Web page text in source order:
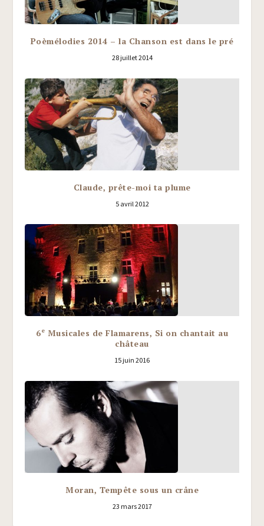
Poèmélodies 2014 – la Chanson est dans le pré
28 juillet 2014
Claude, prête-moi ta plume
5 avril 2012
6e Musicales de Flamarens, Si on chantait au
château
15 juin 2016
Moran, Tempête sous un crâne
23 mars 2017